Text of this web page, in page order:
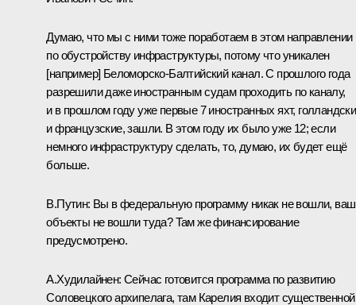
Думаю, что мы с ними тоже поработаем в этом направлении
по обустройству инфраструктуры, потому что уникален
[например] Беломорско-Балтийский канал. С прошлого года
разрешили даже иностранным судам проходить по каналу,
и в прошлом году уже первые 7 иностранных яхт,
и французские, зашли. В этом году их было уже 12; если
немного инфраструктуру сделать, то, думаю, их будет ещё
больше.
В.Путин: Вы в федеральную программу никак не вошли,
объекты не вошли туда? Там же финансирование
предусмотрено.
А.Худилайнен: Сейчас готовится программа по развитию
Соловецкого архипелага, там Карелия входит существенной